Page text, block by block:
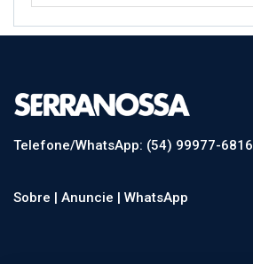
Telefone/WhatsApp: (54) 99977-6816
Sobre | Anuncie | WhatsApp